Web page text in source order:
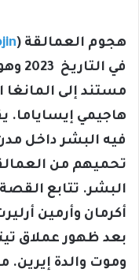
هجوم العمالقة (
في
مستند إلى
هاجيمي
فيه البشر داخل
تحميهم من
البشر. تتابع
أكرمان وأرمين
بعد ظهور عملاق
وموت والدة إيرين.